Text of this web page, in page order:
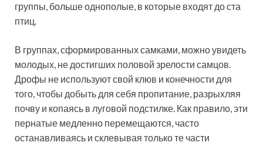
группы, больше однополые, в которые входят до ста
птиц.
В группах, сформированных самками, можно увидеть
молодых, не достигших половой зрелости самцов.
Дрофы не используют свой клюв и конечности для
того, чтобы добыть для себя пропитание, разрыхляя
почву и копаясь в луговой подстилке. Как правило, эти
пернатые медленно перемещаются, часто
останавливаясь и склевывая только те части